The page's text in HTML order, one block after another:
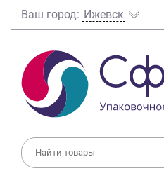
Ваш город: Ижевск